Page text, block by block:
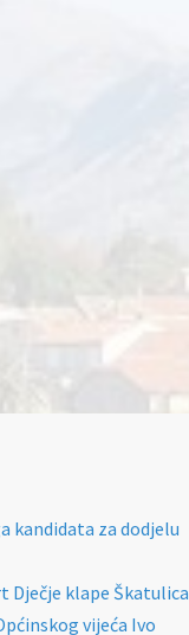
kandidata za dodjelu
Dječje klape Škatulica
vijeća Ivo